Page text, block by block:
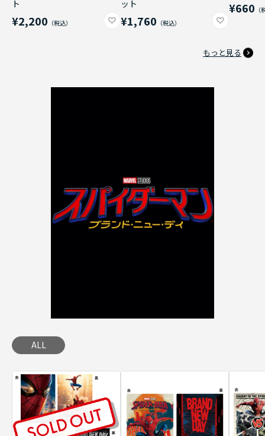
ト
¥2,200
ット
¥1,760
¥660
もっと見る
ALL